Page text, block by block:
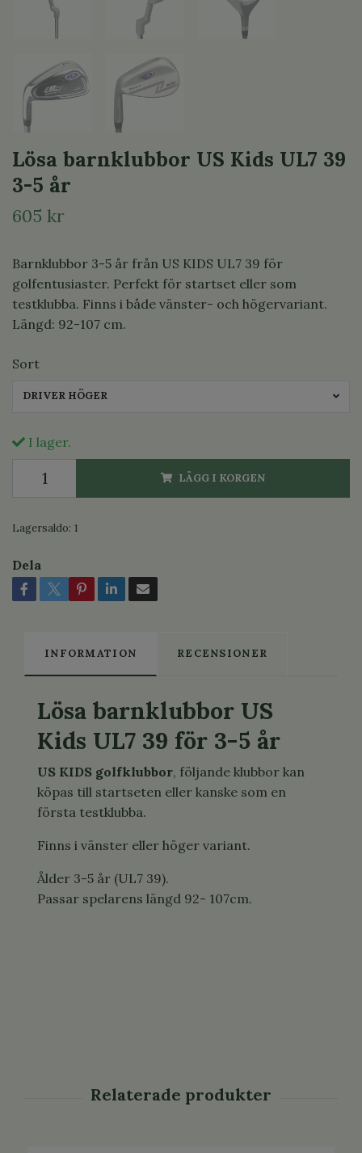
Lösa barnklubbor US Kids UL7 39
3-5 år
605 kr
Barnklubbor 3-5 år från US KIDS UL7 39 för
golfentusiaster. Perfekt för startset eller som
testklubba. Finns i både vänster- och högervariant.
Längd: 92-107 cm.
Sort
DRIVER HÖGER
I lager.
LÄGG I KORGEN
Lagersaldo: 1
Dela
INFORMATION RECENSIONER
Lösa barnklubbor US
Kids UL7 39 för 3-5 år
US KIDS golfklubbor, följande klubbor kan
köpas till startseten eller kanske som en
första testklubba.
Finns i vänster eller höger variant.
Ålder 3-5 år (UL7 39).
Passar spelarens längd 92- 107cm.